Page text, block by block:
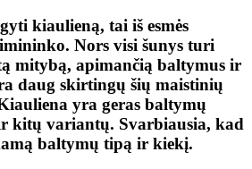
kiaulieną, tai iš esmės
Nors visi šunys turi
mitybą, apimančią baltymus ir
daug skirtingų šių maistinių
yra geras baltymų
kitų variantų. Svarbiausia, kad
baltymų tipą ir kiekį.